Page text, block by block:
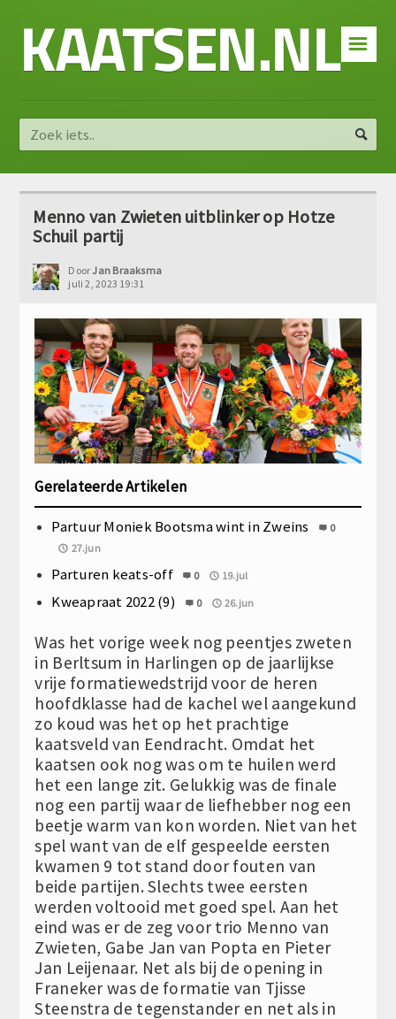
☰
KAATSEN.NL
Menno van Zwieten uitblinker op Hotze
Schuil partij
DoorJan Braaksma
juli 2, 2023 19:31
Gerelateerde Artikelen
Partuur Moniek Bootsma wint in Zweins
0
27.jun
Parturen keats-off 0 19.jul
Kweapraat 2022 (9) 0 26.jun
Was het vorige week nog peentjes zweten
in Berltsum in Harlingen op de jaarlijkse
vrije formatiewedstrijd voor de heren
hoofdklasse had de kachel wel aangekund
zo koud was het op het prachtige
kaatsveld van Eendracht. Omdat het
kaatsen ook nog was om te huilen werd
het een lange zit. Gelukkig was de finale
nog een partij waar de liefhebber nog een
beetje warm van kon worden. Niet van het
spel want van de elf gespeelde eersten
kwamen 9 tot stand door fouten van
beide partijen. Slechts twee eersten
werden voltooid met goed spel. Aan het
eind was er de zeg voor trio Menno van
Zwieten, Gabe Jan van Popta en Pieter
Jan Leijenaar. Net als bij de opening in
Franeker was de formatie van Tjisse
Steenstra de tegenstander en net als in